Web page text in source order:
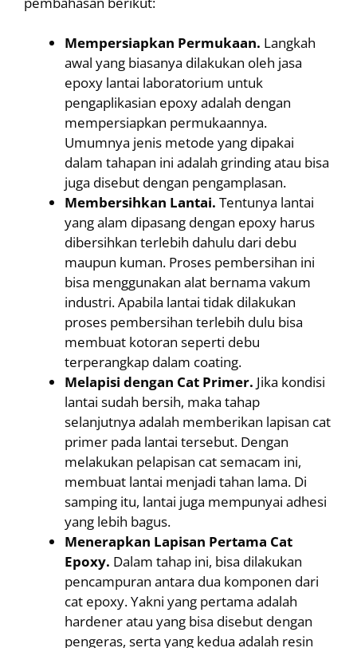
Mempersiapkan Permukaan. Langkah
awal yang biasanya dilakukan oleh jasa
epoxy lantai laboratorium untuk
pengaplikasian epoxy adalah dengan
mempersiapkan permukaannya.
Umumnya jenis metode yang dipakai
dalam tahapan ini adalah grinding atau bisa
juga disebut dengan pengamplasan.
Membersihkan Lantai. Tentunya lantai
yang alam dipasang dengan epoxy harus
dibersihkan terlebih dahulu dari debu
maupun kuman. Proses pembersihan ini
bisa menggunakan alat bernama vakum
industri. Apabila lantai tidak dilakukan
proses pembersihan terlebih dulu bisa
membuat kotoran seperti debu
terperangkap dalam coating.
Melapisi dengan Cat Primer. Jika kondisi
lantai sudah bersih, maka tahap
selanjutnya adalah memberikan lapisan cat
primer pada lantai tersebut. Dengan
melakukan pelapisan cat semacam ini,
membuat lantai menjadi tahan lama. Di
samping itu, lantai juga mempunyai adhesi
yang lebih bagus.
Menerapkan Lapisan Pertama Cat
Epoxy. Dalam tahap ini, bisa dilakukan
pencampuran antara dua komponen dari
cat epoxy. Yakni yang pertama adalah
hardener atau yang bisa disebut dengan
pengeras, serta yang kedua adalah resin